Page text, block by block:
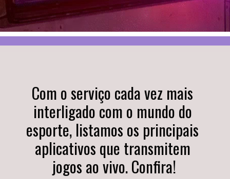
Com o serviço cada vez mais
interligado com o mundo do
esporte, listamos os principais
aplicativos que transmitem
jogos ao vivo. Confira!